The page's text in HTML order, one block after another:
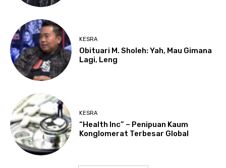
KESRA
Obituari M. Sholeh: Yah, Mau Gimana
Lagi, Leng
KESRA
“Health Inc” – Penipuan Kaum
Konglomerat Terbesar Global